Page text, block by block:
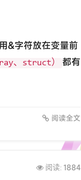
&字符放在变量前
、struct）
都有
阅读全文
阅读: 1884